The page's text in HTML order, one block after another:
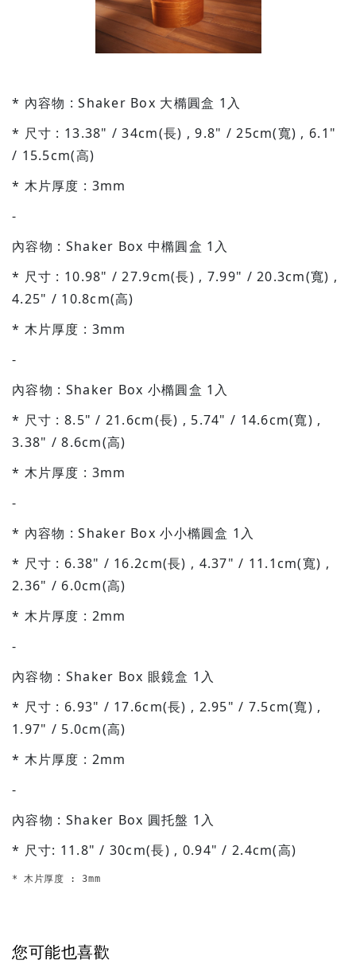
* 內容物 : Shaker Box 大橢圓盒 1入
* 尺寸 : 13.38" / 34cm(長) , 9.8" / 25cm(寬) , 6.1"
/ 15.5cm(高)
* 木片厚度 : 3mm
-
內容物 : Shaker Box 中橢圓盒 1入
* 尺寸 : 10.98" / 27.9cm(長) , 7.99" / 20.3cm(寬) ,
4.25" / 10.8cm(高)
* 木片厚度 : 3mm
-
內容物 : Shaker Box 小橢圓盒 1入
* 尺寸 : 8.5" / 21.6cm(長) , 5.74" / 14.6cm(寬) ,
3.38" / 8.6cm(高)
* 木片厚度 : 3mm
-
* 內容物 : Shaker Box 小小橢圓盒 1入
* 尺寸 : 6.38" / 16.2cm(長) , 4.37" / 11.1cm(寬) ,
2.36" / 6.0cm(高)
* 木片厚度 : 2mm
-
內容物 : Shaker Box 眼鏡盒 1入
* 尺寸 : 6.93" / 17.6cm(長) , 2.95" / 7.5cm(寬) ,
1.97" / 5.0cm(高)
* 木片厚度 : 2mm
-
內容物 : Shaker Box 圓托盤 1入
* 尺寸: 11.8" / 30cm(長) , 0.94" / 2.4cm(高)
* 木片厚度 : 3mm
您可能也喜歡